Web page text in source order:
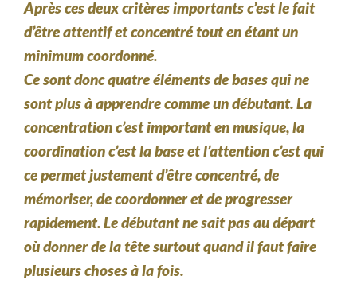
Après ces deux critères importants c’est le fait
d’être attentif et concentré tout en étant un
minimum coordonné.
Ce sont donc quatre éléments de bases qui ne
sont plus à apprendre comme un débutant. La
concentration c’est important en musique, la
coordination c’est la base et l’attention c’est qui
ce permet justement d’être concentré, de
mémoriser, de coordonner et de progresser
rapidement. Le débutant ne sait pas au départ
où donner de la tête surtout quand il faut faire
plusieurs choses à la fois.